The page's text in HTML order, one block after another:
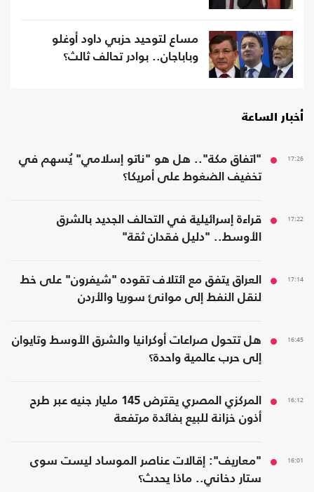
مساع لتوحيد حزبي داود أوغلو
وباباجان.. بوادر تحالف ثالث؟
أخبار الساعة
17:26
"اتفاق مكة".. هل هو "ناتو إسلامي" يُسهم في
تخفيف الضغوط على أمريكا؟
17:22
قراءة إسرائيلية في التحالف الجديد بالشرق
الأوسط.. "دليل فقدان ثقة"
17:14
العراق يتفق مع ائتلاف تقوده "شيفرون" على خط
لنقل النفط إلى موانئ سوريا والأردن
16:45
هل تتحول صراعات أوكرانيا والشرق الأوسط وتايوان
إلى حرب عالمية واحدة؟
16:12
المركزي المصري يقترض 145 مليار جنيه عبر طرح
أذون خزانة للبيع بفائدة مرتفعة
16:01
"معاريف": إقالات عناصر الموساد ليست سوى
ستار دخاني.. ماذا يحدث؟